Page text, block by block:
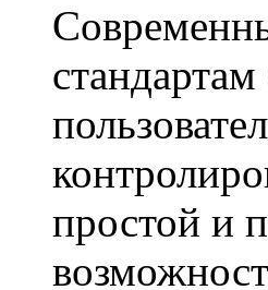
стандартам
простой и